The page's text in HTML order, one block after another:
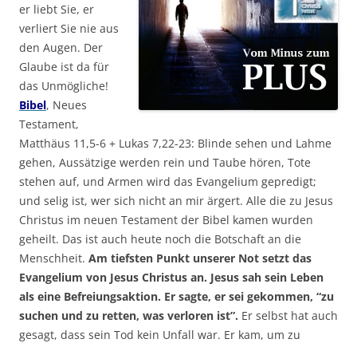
er liebt Sie, er
verliert Sie nie aus
den Augen. Der
Glaube ist da für
das Unmögliche!
Bibel, Neues
Testament,
Matthäus 11,5-6 + Lukas 7,22-23: Blinde sehen und Lahme
gehen, Aussätzige werden rein und Taube hören, Tote
stehen auf, und Armen wird das Evangelium gepredigt;
und selig ist, wer sich nicht an mir ärgert. Alle die zu Jesus
Christus im neuen Testament der Bibel kamen wurden
geheilt. Das ist auch heute noch die Botschaft an die
Menschheit. Am tiefsten Punkt unserer Not setzt das
Evangelium von Jesus Christus an. Jesus sah sein Leben
als eine Befreiungsaktion. Er sagte, er sei gekommen, “zu
suchen und zu retten, was verloren ist”. Er selbst hat auch
gesagt, dass sein Tod kein Unfall war. Er kam, um zu